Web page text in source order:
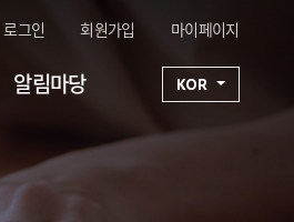
로그인 회원가입 마이페이지
알림마당
연구단일정
KOR